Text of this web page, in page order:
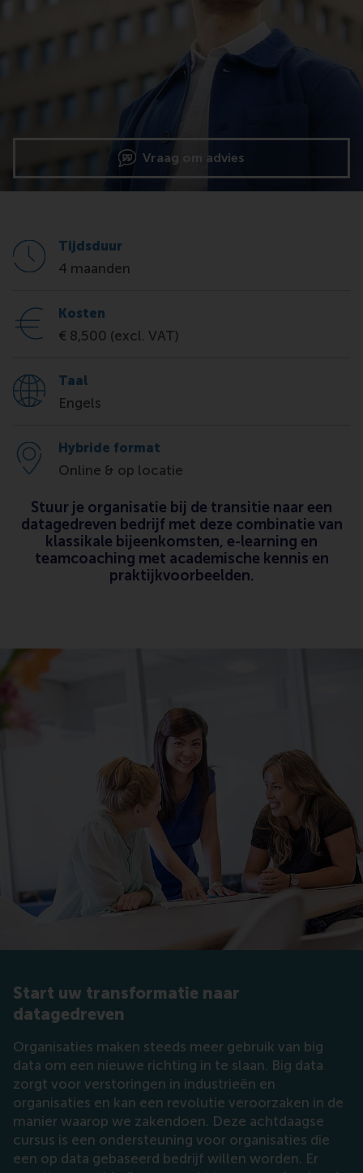
Vraag om advies
Tijdsduur
4 maanden
Kosten
€ 8,500 (excl. VAT)
Taal
Engels
Hybride format
Online & op locatie
Stuur je organisatie bij de transitie naar een
datagedreven bedrijf met deze combinatie van
klassikale bijeenkomsten, e-learning en
teamcoaching met academische kennis en
praktijkvoorbeelden.
Start uw transformatie naar
datagedreven
Organisaties maken steeds meer gebruik van big
data om een nieuwe richting in te slaan. Big data
zorgt voor verstoringen in industrieën en
organisaties en kan een revolutie veroorzaken in de
manier waarop we zakendoen. Deze achtdaagse
cursus is een ondersteuning voor organisaties die
een op data gebaseerd bedrijf willen worden. Er